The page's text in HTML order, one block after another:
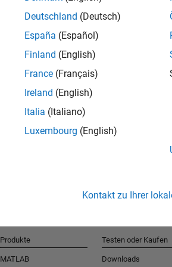
Deutschland (Deutsch)
España (Español)
Finland (English)
France (Français)
Ireland (English)
Italia (Italiano)
Luxembourg (English)
Kontakt zu Ihrer
Produkte
MATLAB
Testen oder Kaufen
Downloads